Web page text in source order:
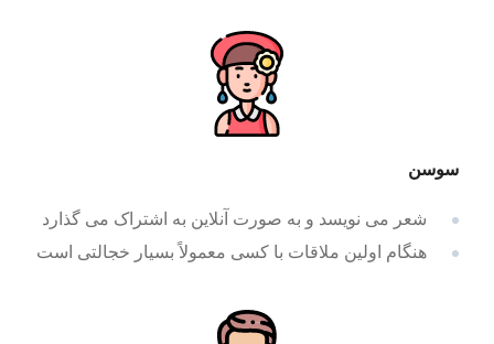
سوسن
شعر می نویسد و به صورت آنلاین به اشتراک می گذارد
هنگام اولین ملاقات با کسی معمولاً بسیار خجالتی است